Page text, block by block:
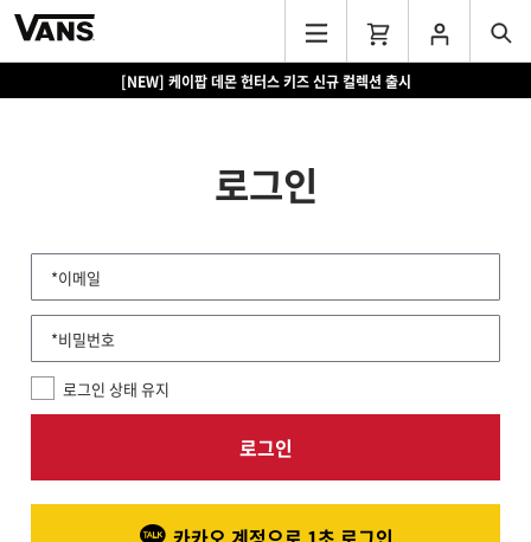
[NEW] 케이팝 데몬 헌터스 키즈 신규 컬렉션 출시
로그인
*이메일
*비밀번호
로그인 상태 유지
로그인